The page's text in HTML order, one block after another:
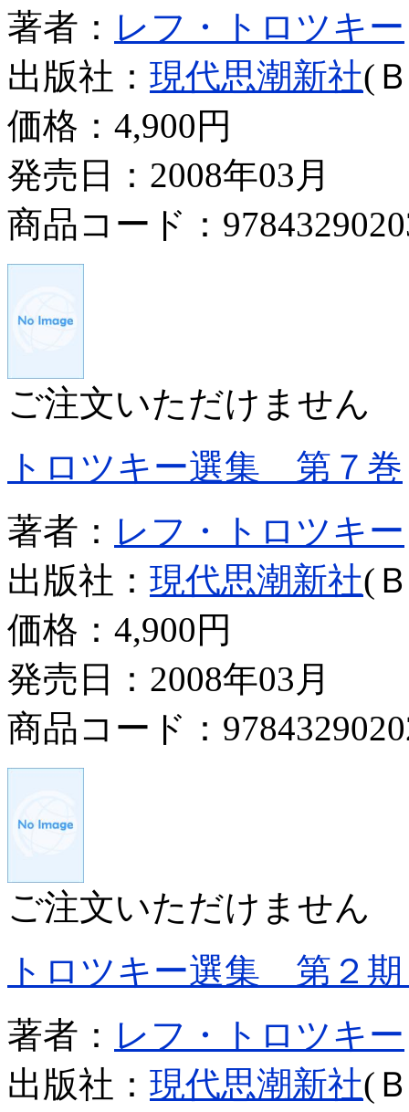
著者： レフ・トロツキー
出版社： 現代思潮新社(
価格： 4,900円
発売日：2008年03月
商品コード：
ご注文いただけません
トロツキー選集 第７巻
著者： レフ・トロツキー
出版社： 現代思潮新社(
価格： 4,900円
発売日：2008年03月
商品コード：
ご注文いただけません
トロツキー選集 第２
著者： レフ・トロツキー
出版社： 現代思潮新社(